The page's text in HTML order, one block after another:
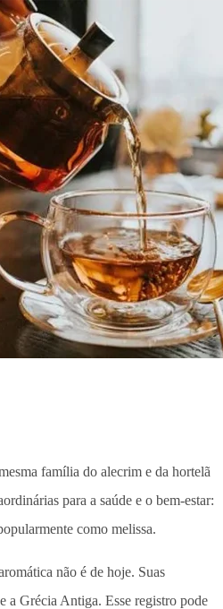
família do alecrim e da hortelã
para a saúde e o bem-estar:
como melissa.
não é de hoje. Suas
a Grécia Antiga. Esse registro pode